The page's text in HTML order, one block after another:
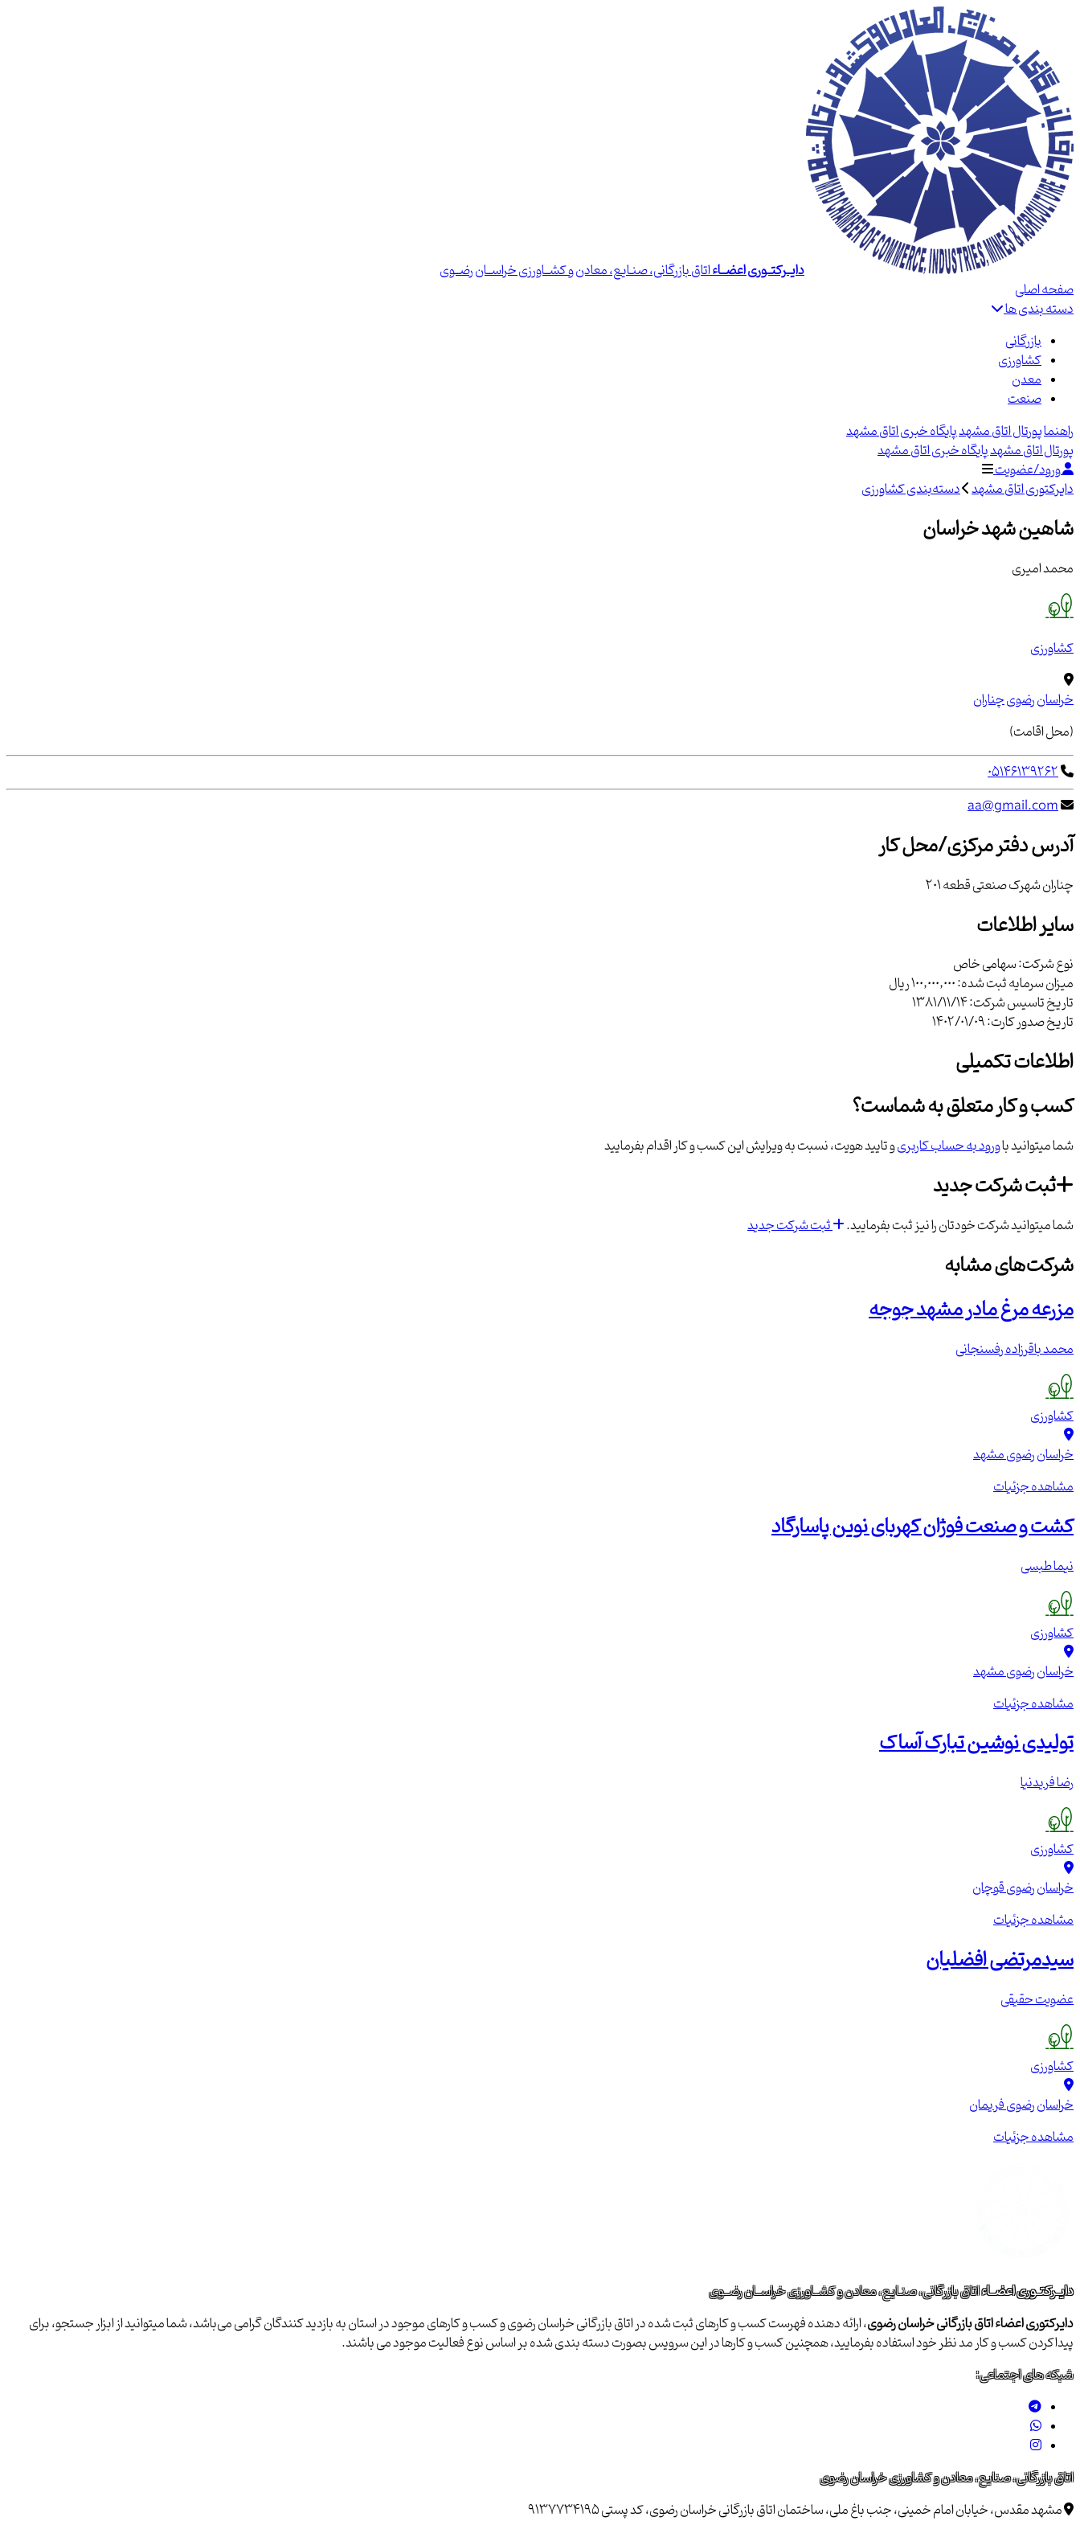
دایــرکتــوری اعضــاءاتاق بازرگانی، صنـایع، معادن و کشــاورزی خراســان رضــوی
صفحه اصلی
دسته بندی ها
بازرگانی
کشاورزی
معدن
صنعت
راهنماپورتال اتاق مشهدپایگاه خبری اتاق مشهد
پورتال اتاق مشهدپایگاه خبری اتاق مشهد
ورود/عضویت
دایرکتوری اتاق مشهد دسته‌بندی کشاورزی
شاهین شهد خراسان
محمد امیری
کشاورزی
خراسان رضویچناران
(محل اقامت)
05146139262
aa@gmail.com
آدرس دفتر مرکزی/محل کار
چناران شهرك صنعتي قطعه 201
سایر اطلاعات
نوع شرکت:سهامی خاص
میزان سرمایه ثبت شده:100,000,000 ریال
تاریخ تاسیس شرکت:1381/11/14
تاریخ صدور کارت:1402/01/09
اطلاعات تکمیلی
کسب و کار متعلق به شماست؟
شما میتوانید باورود به حساب کاربریو تایید هویت، نسبت به ویرایش این کسب و کار اقدام بفرمایید
ثبت شرکت جدید
شما میتوانید شرکت خودتان را نیز ثبت بفرمایید. ثبت شرکت جدید
شرکت‌های مشابه
مزرعه مرغ مادر مشهد جوجه
محمد باقرزاده رفسنجانی
کشاورزی
خراسان رضویمشهد
مشاهده جزئیات
کشت و صنعت فوژان کهربای نوین پاسارگاد
نیما طبسی
کشاورزی
خراسان رضویمشهد
مشاهده جزئیات
تولیدی نوشین تبارک آساک
رضا فریدنیا
کشاورزی
خراسان رضویقوچان
مشاهده جزئیات
سیدمرتضی افضلیان
عضویت حقیقی
کشاورزی
خراسان رضویفریمان
مشاهده جزئیات
دایــرکتــوری اعضــاءاتاق بازرگانی، صنـایع، معادن و کشــاورزی خراســان رضــوی
دایرکتوری اعضاء اتاق بازرگانی خراسان رضوی، ارائه دهنده فهرست کسب و کارهای ثبت شده در اتاق بازرگانی خراسان رضوی و کسب و کارهای موجود در استان به بازدید کنندگان گرامی می‌باشد، شما میتوانید از ابزار جستجو، برای
پیداکردن کسب و کار مد نظر خود استفاده بفرمایید، همچنین کسب و کارها در این سرویس بصورت دسته بندی شده بر اساس نوع فعالیت موجود می باشند.
شبکه های اجتماعی:
اتاق بازرگانی، صنایع، معادن و کشاورزی خراسان رضوی
مشهد مقدس، خیابان امام خمینی، جنب باغ ملی، ساختمان اتاق بازرگانی خراسان رضوی، کد پستی 9137734195